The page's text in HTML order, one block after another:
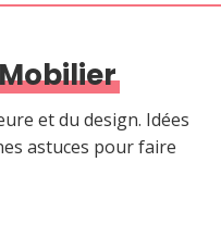
et du design. Idées
astuces pour faire